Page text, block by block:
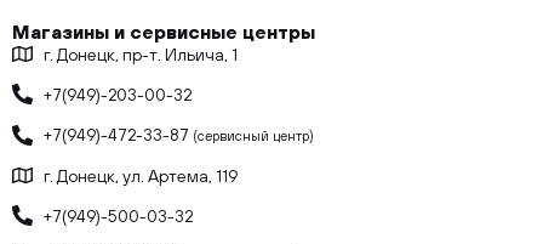
Магазины и сервисные центры
г. Донецк, пр-т. Ильича, 1
+7(949)-203-00-32
+7(949)-472-33-87 (сервисный центр)
г. Донецк, ул. Артема, 119
+7(949)-500-03-32